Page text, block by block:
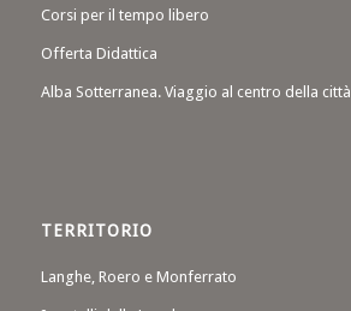
Corsi per il tempo libero
Offerta Didattica
Alba Sotterranea. Viaggio al centro della città
TERRITORIO
Langhe, Roero e Monferrato